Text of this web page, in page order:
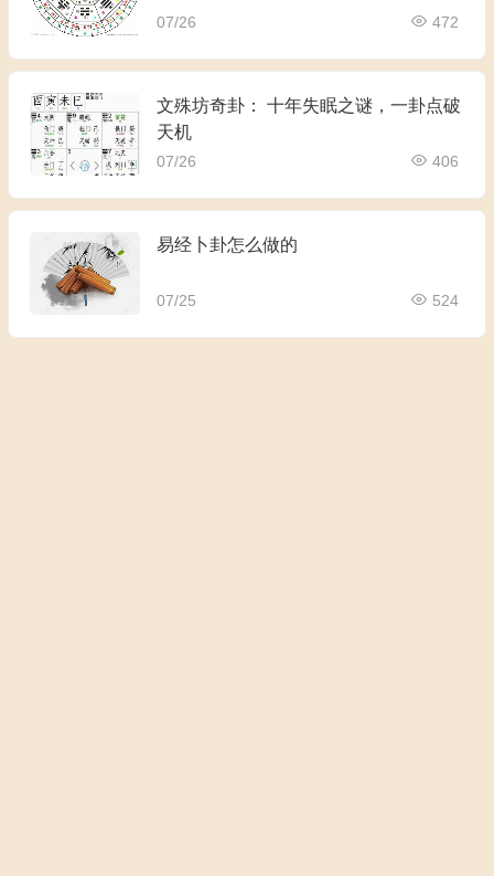
07/26 472
文殊坊奇卦： 十年失眠之谜，一卦点破
天机
07/26 406
易经卜卦怎么做的
07/25 524